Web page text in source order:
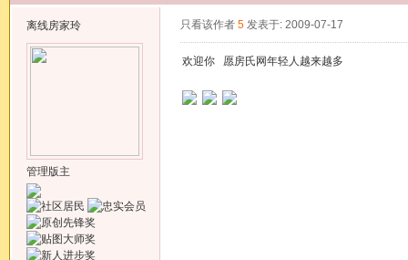
离线房家玲
管理版主
只看该作者 5 发表于: 2009-07-17
欢迎你 愿房氏网年轻人越来越多